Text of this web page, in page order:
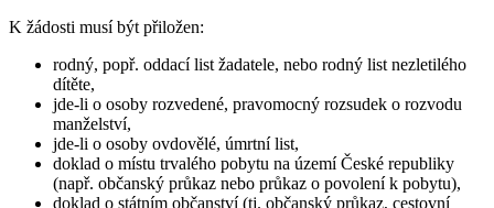
K žádosti musí být přiložen:
rodný, popř. oddací list žadatele, nebo rodný list nezletilého
dítěte,
jde-li o osoby rozvedené, pravomocný rozsudek o rozvodu
manželství,
jde-li o osoby ovdovělé, úmrtní list,
doklad o místu trvalého pobytu na území České republiky
(např. občanský průkaz nebo průkaz o povolení k pobytu),
doklad o státním občanství (tj. občanský průkaz, cestovní